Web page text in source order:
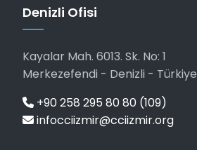
Denizli Ofisi
Kayalar Mah. 6013. Sk. No: 1
Merkezefendi - Denizli - Türkiye
+90 258 295 80 80 (109)
infocciizmir@cciizmir.org